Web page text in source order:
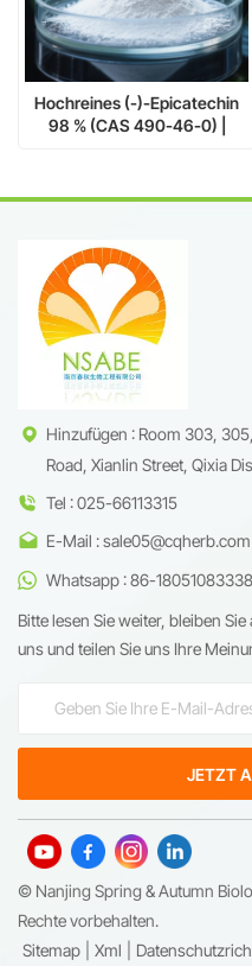
Hochreines (-)-Epicatechin
98 % (CAS 490-46-0) |
Hinzufügen : Room 303,
Road, Xianlin Street, Qixia
Tel : 025-66113315
E-Mail : sale05@cqherb.com
Whatsapp : 86-18051083338
Bitte lesen Sie weiter, bleiben
uns und teilen Sie uns Ihre
© Nanjing Spring & Autumn
Rechte vorbehalten.
Sitemap
Xml